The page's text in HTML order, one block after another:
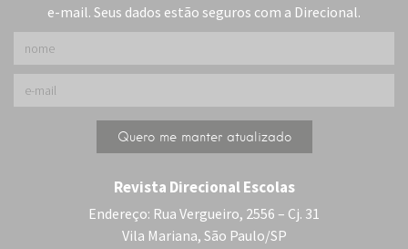
e-mail. Seus dados estão seguros com a Direcional.
Revista Direcional Escolas
Endereço: Rua Vergueiro, 2556 – Cj. 31
Vila Mariana, São Paulo/SP